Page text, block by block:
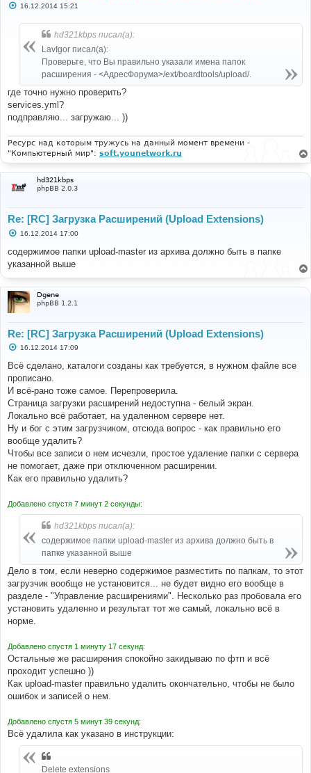
С16.12.2014 15:21
hd321kbps писал(а):
LavIgor писал(а):
Проверьте, что Вы правильно указали имена папок
расширения - <АдресФорума>/ext/boardtools/upload/.
где точно нужно проверить?
services.yml?
подправляю... загружаю... ))
Ресурс над которым тружусь на данный момент времени -
"Компьютерный мир": soft.younetwork.ru
hd321kbps
phpBB 2.0.3
Re: [RC] Загрузка Расширений (Upload Extensions)
С
о
б
щ
и
е
16.12.2014 17:00
содержимое папки upload-master из архива должно быть в папке
указанной выше
Dgene
phpBB 1.2.1
Re: [RC] Загрузка Расширений (Upload Extensions)
С
о
б
щ
е
н
и
е
16.12.2014 17:09
Всё сделано, каталоги созданы как требуется, в нужном файле все
прописано.
И всё-рано тоже самое. Перепроверила.
Страница загрузки расширений недоступна - белый экран.
Локально всё работает, на удаленном сервере нет.
Ну и бог с этим загрузчиком, отсюда вопрос - как правильно его
вообще удалить?
Чтобы все записи о нем исчезли, простое удаление папки с сервера
не помогает, даже при отключенном расширении.
Как его правильно удалить?
Добавлено спустя 7 минут 2 секунды:
hd321kbps писал(а):
содержимое папки upload-master из архива должно быть в
папке указанной выше
Дело в том, если неверно содержимое разместить по папкам, то этот
загрузчик вообще не установится... не будет видно его вообще в
разделе - "Управление расширениями". Несколько раз пробовала его
установить удаленно и результат тот же самый, локально всё в
норме.
Добавлено спустя 1 минуту 17 секунд:
Остальные же расширения спокойно закидываю по фтп и всё
проходит успешно ))
Как upload-master правильно удалить окончательно, чтобы не было
ошибок и записей о нем.
Добавлено спустя 5 минут 39 секунд:
Всё удалила как указано в инструкции:
Delete extensions